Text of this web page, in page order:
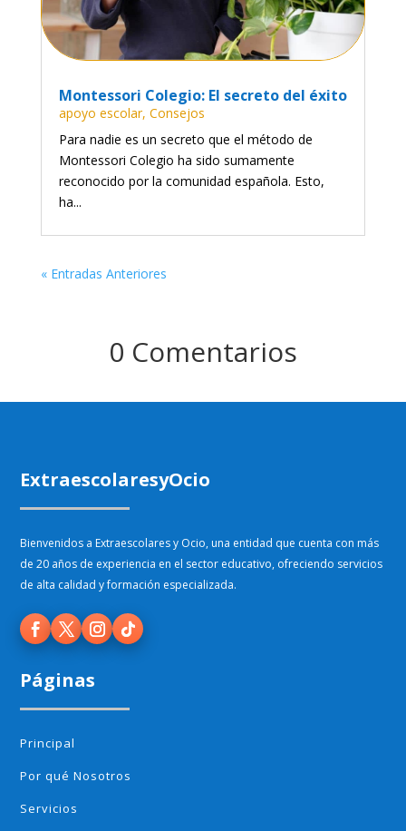
Montessori Colegio: El secreto del éxito
apoyo escolar, Consejos
Para nadie es un secreto que el método de
Montessori Colegio ha sido sumamente
reconocido por la comunidad española. Esto,
ha...
« Entradas Anteriores
0 Comentarios
ExtraescolaresyOcio
Bienvenidos a Extraescolares y Ocio, una entidad que cuenta con más
de 20 años de experiencia en el sector educativo, ofreciendo servicios
de alta calidad y formación especializada.
Páginas
Principal
Por qué Nosotros
Servicios